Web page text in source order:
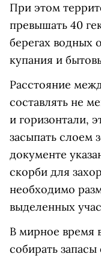
При этом
превышать 40
берегах водных
купания и
Расстояние
составлять не
и горизонтали,
засыпать слоем
документе
скорби для
необходимо
выделенных
В мирное время
собирать